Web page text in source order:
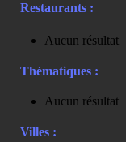
Restaurants :
Aucun résultat
Thématiques :
Aucun résultat
Villes :